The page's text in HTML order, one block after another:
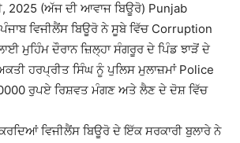
2025 (ਅੱਜ ਦੀ ਆਵਾਜ ਬਿਊਰੋ) Punjab
ਵਿਜੀਲੈਂਸ ਬਿਊਰੋ ਨੇ ਸੂਬੇ ਵਿੱਚ Corruption
ਮੁਹਿੰਮ ਦੌਰਾਨ ਜ਼ਿਲ੍ਹਾ ਸੰਗਰੂਰ ਦੇ ਪਿੰਡ ਝਾੜੋਂ ਦੇ
ਹਰਪ੍ਰੀਤ ਸਿੰਘ ਨੂੰ ਪੁਲਿਸ ਮੁਲਾਜ਼ਮਾਂ Police
ਰੁਪਏ ਰਿਸ਼ਵਤ ਮੰਗਣ ਅਤੇ ਲੈਣ ਦੇ ਦੋਸ਼ ਵਿੱਚ
ਵਿਜੀਲੈਂਸ ਬਿਊਰੋ ਦੇ ਇੱਕ ਸਰਕਾਰੀ ਬੁਲਾਰੇ ਨੇ